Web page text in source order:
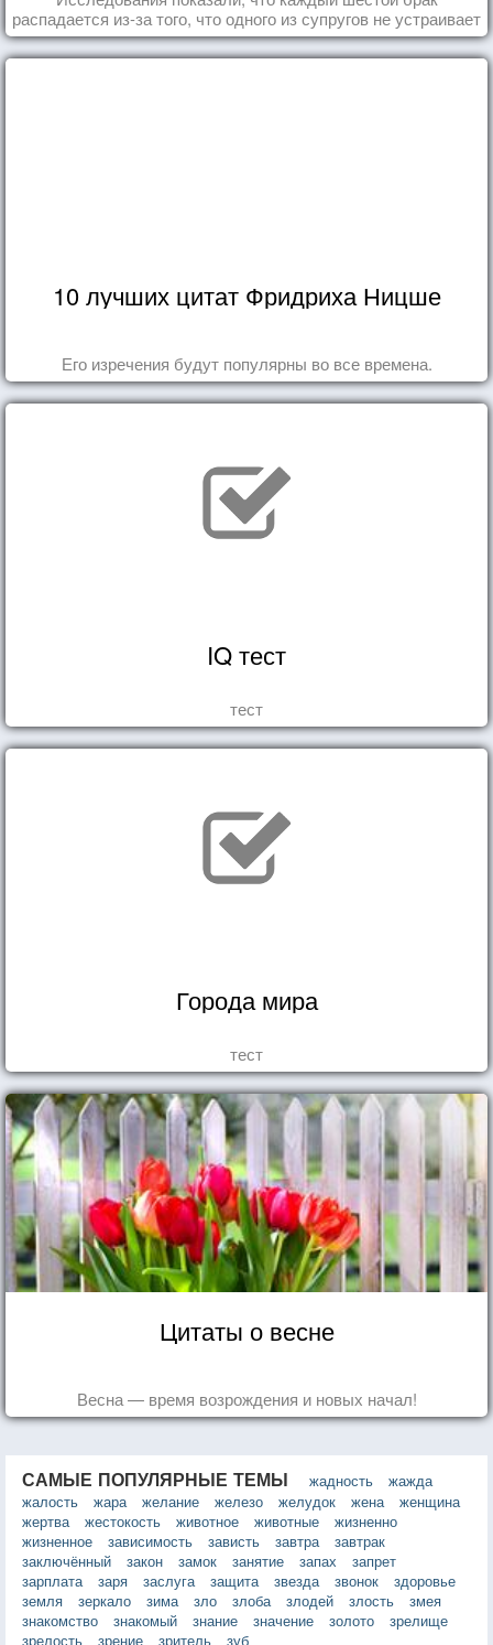
распадается из-за того, что одного из супругов не устраивает
та роль, которая выпала ему в семье.
10 лучших цитат Фридриха Ницше
Его изречения будут популярны во все времена.
IQ тест
тест
Города мира
тест
Цитаты о весне
Весна — время возрождения и новых начал!
САМЫЕ ПОПУЛЯРНЫЕ ТЕМЫ жадность
жажда
жалость
жара желание железо желудок жена
женщина
жертва
жестокость животное животные
жизненно
жизненное
зависимость зависть завтра
завтрак
заключённый
закон замок занятие запах
запрет
зарплата
заря заслуга защита звезда звонок
здоровье
земля
зеркало зима зло злоба злодей злость
змея
знакомство
знакомый знание значение золото
зрелище
зрелость
зрение зритель зуб